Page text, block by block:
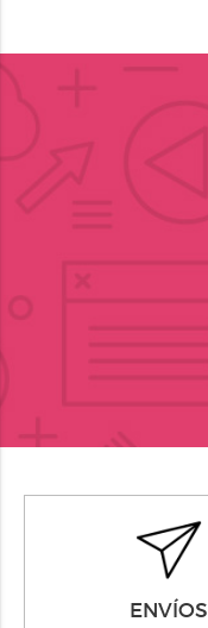
ENVÍOS